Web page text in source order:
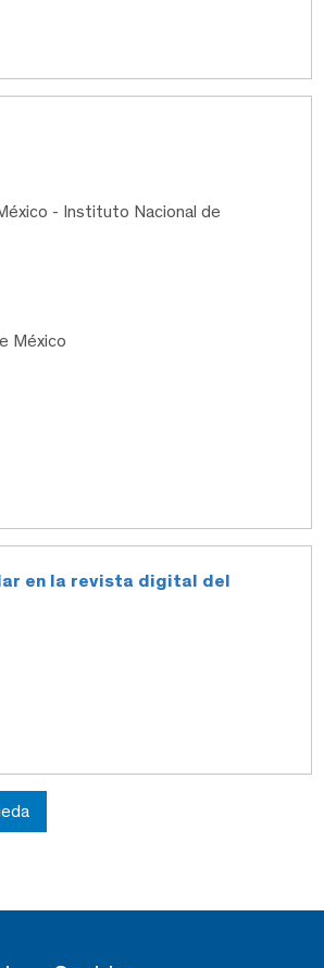
- Instituto Nacional de
México
en la revista digital del